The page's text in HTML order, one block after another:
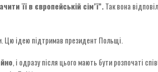
її в європейській сім’ї”.Так вона
Цю ідею підтримав президент Польщі.
, і одразу після цього мають бути розпочаті